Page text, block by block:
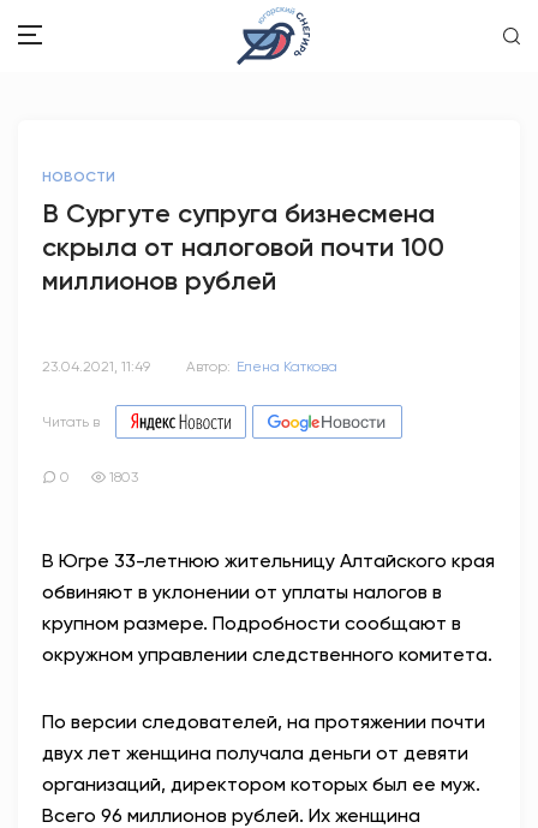
ОБРАЗОВАНИЕ
ПСИХОЛОГИЯ
КУЛЬТУРА
СПОРТ
АНТИТЕРРОР
НОВОСТИ
81,41 94,06
НОВОСТИ
В Сургуте супруга бизнесмена
скрыла от налоговой почти 100
миллионов рублей
23.04.2021, 11:49 Автор: Елена Каткова
Читать в
0 1803
В Югре 33-летнюю жительницу Алтайского края
обвиняют в уклонении от уплаты налогов в
крупном размере. Подробности сообщают в
окружном управлении следственного комитета.
По версии следователей, на протяжении почти
двух лет женщина получала деньги от девяти
организаций, директором которых был ее муж.
Всего 96 миллионов рублей. Их женщина